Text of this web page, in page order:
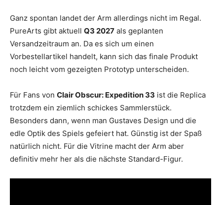
Ganz spontan landet der Arm allerdings nicht im Regal.
PureArts gibt aktuell Q3 2027 als geplanten
Versandzeitraum an. Da es sich um einen
Vorbestellartikel handelt, kann sich das finale Produkt
noch leicht vom gezeigten Prototyp unterscheiden.
Für Fans von Clair Obscur: Expedition 33 ist die Replica
trotzdem ein ziemlich schickes Sammlerstück.
Besonders dann, wenn man Gustaves Design und die
edle Optik des Spiels gefeiert hat. Günstig ist der Spaß
natürlich nicht. Für die Vitrine macht der Arm aber
definitiv mehr her als die nächste Standard-Figur.